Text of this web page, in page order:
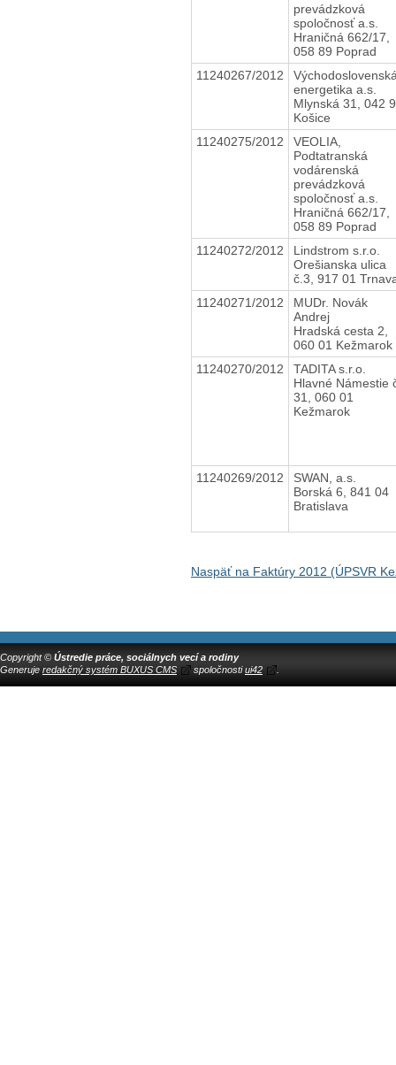
prevádzková
spoločnosť a.s.
Hraničná 662/17,
058 89 Poprad
11240267/2012
energetika a.s.
Mlynská 31, 042
Košice
11240275/2012
VEOLIA,
Podtatranská
vodárenská
prevádzková
spoločnosť a.s.
Hraničná 662/17,
058 89 Poprad
11240272/2012
Lindstrom s.r.o.
Orešianska ulica
č.3, 917 01
11240271/2012
MUDr. Novák
Andrej
Hradská cesta 2,
060 01 Kežmarok
11240270/2012
TADITA s.r.o.
Hlavné Námestie
31, 060 01
Kežmarok
11240269/2012
SWAN, a.s.
Borská 6, 841 04
Bratislava
Naspäť na Faktúry 2012 (ÚPSVR
Copyright © Ústredie práce, sociálnych vecí a rodiny
Generuje redakčný systém BUXUS CMS spoločnostiui42